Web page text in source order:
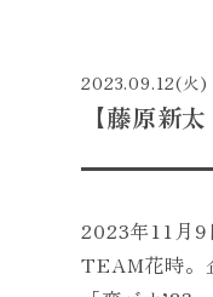
2023.09.12(火)
【藤原新
2023年11月9
TEAM花時。